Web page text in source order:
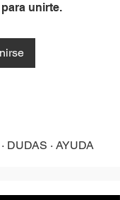
unirte.
DUDAS · AYUDA